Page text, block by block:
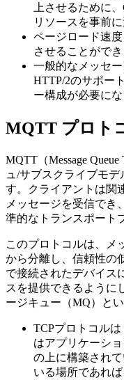
上させるために
リソースを事前
ページロード速
させることができ
一般的なメッセ
HTTP/2のサポー
ー構成が必要に
MQTT プロト
MQTT（Message
ュ/サブスクライブモ
す。クライアントは関
メッセージを受信でき
準的なトランスポート
このプロトコルは、メ
から分離し、信頼性の
で接続されたデバイス
スを提供できるように
ージキュー（MQ）と
TCPプロトコル
はアプリケーシ
の上に構築され
いる場所であれ